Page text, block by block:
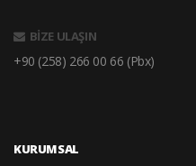
BİZE ULAŞIN
+90 (258) 266 00 66 (Pbx)
KURUMSAL